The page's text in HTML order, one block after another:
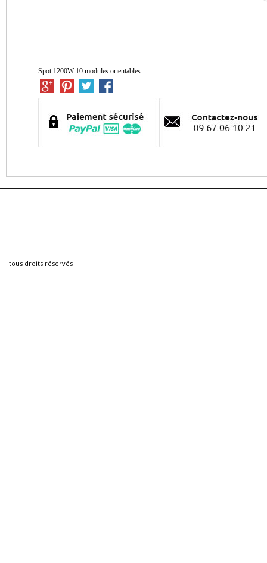
Spot 1200W 10 modules orientables
tous droits réservés